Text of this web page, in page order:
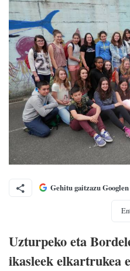
Gehitu gaitzazu Googlen
Uzturpeko eta
ikasleek elkartrukea